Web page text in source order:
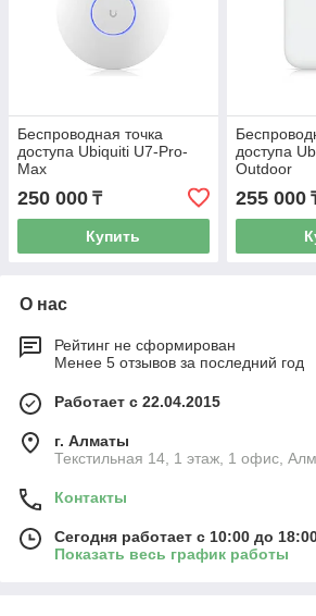
Беспроводная точка
доступа Ubiquiti U7-Pro-
Max
250 000 ₸
Купить
доступа
Outdoor
255 000
О нас
Рейтинг не сформирован
Менее 5 отзывов за последний год
Работает с 22.04.2015
г. Алматы
Текстильная 14, 1 этаж, 1 офис,
Контакты
Сегодня работает с 10:00 до
Показать весь график работы